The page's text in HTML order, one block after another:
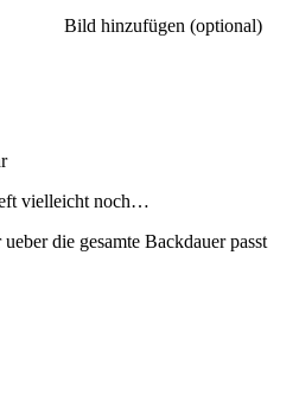
Bild hinzufügen (optional)
vielleicht noch…
die gesamte Backdauer passt